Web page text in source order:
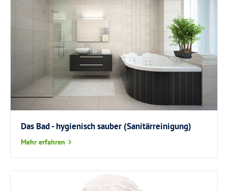
Das Bad - hygienisch sauber (Sanitärreinigung)
Mehr erfahren